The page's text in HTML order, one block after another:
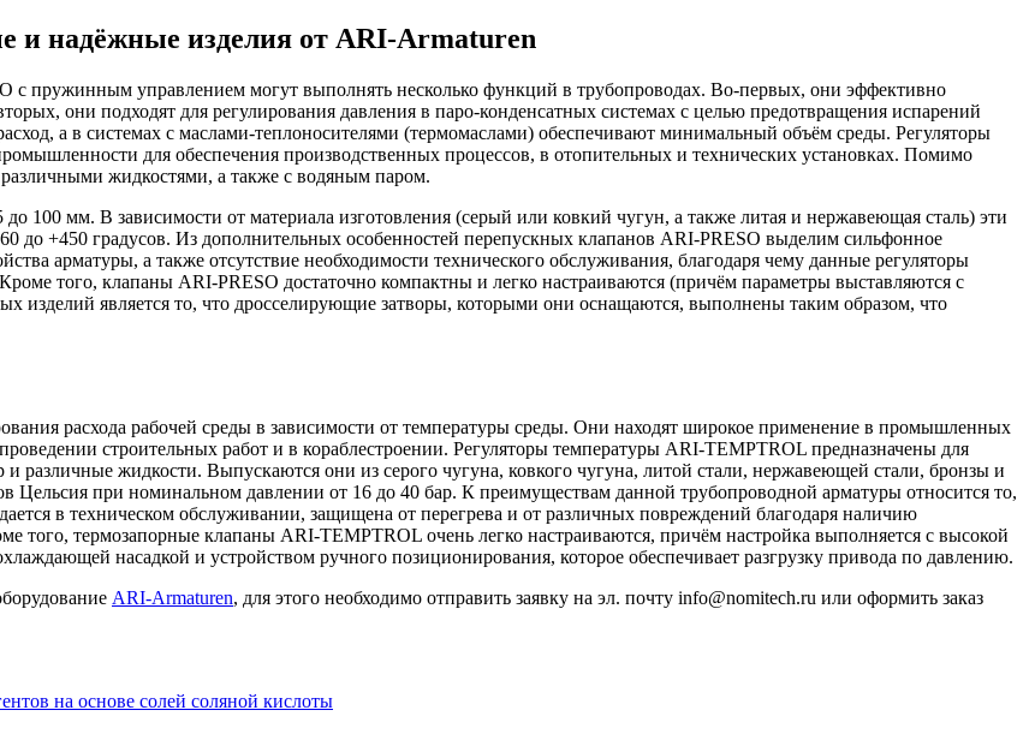
и надёжные изделия от ARI-Armaturen
с пружинным управлением могут выполнять несколько функций в трубопроводах. Во-первых, они эффективно
они подходят для регулирования давления в паро-конденсатных системах с целью предотвращения испарений
а в системах с маслами-теплоносителями (термомаслами) обеспечивают минимальный объём среды. Регуляторы
для обеспечения производственных процессов, в отопительных и технических установках. Помимо
различными жидкостями, а также с водяным паром.
100 мм. В зависимости от материала изготовления (серый или ковкий чугун, а также литая и нержавеющая сталь) эти
до +450 градусов. Из дополнительных особенностей перепускных клапанов ARI-PRESO выделим сильфонное
арматуры, а также отсутствие необходимости технического обслуживания, благодаря чему данные регуляторы
того, клапаны ARI-PRESO достаточно компактны и легко настраиваются (причём параметры выставляются с
является то, что дросселирующие затворы, которыми они оснащаются, выполнены таким образом, что
расхода рабочей среды в зависимости от температуры среды. Они находят широкое применение в промышленных
строительных работ и в кораблестроении. Регуляторы температуры ARI-TEMPTROL предназначены для
различные жидкости. Выпускаются они из серого чугуна, ковкого чугуна, литой стали, нержавеющей стали, бронзы и
Цельсия при номинальном давлении от 16 до 40 бар. К преимуществам данной трубопроводной арматуры относится то,
в техническом обслуживании, защищена от перегрева и от различных повреждений благодаря наличию
того, термозапорные клапаны ARI-TEMPTROL очень легко настраиваются, причём настройка выполняется с высокой
насадкой и устройством ручного позиционирования, которое обеспечивает разгрузку привода по давлению.
ARI-Armaturen, для этого необходимо отправить заявку на эл. почту info@nomitech.ru или оформить заказ
на основе солей соляной кислоты